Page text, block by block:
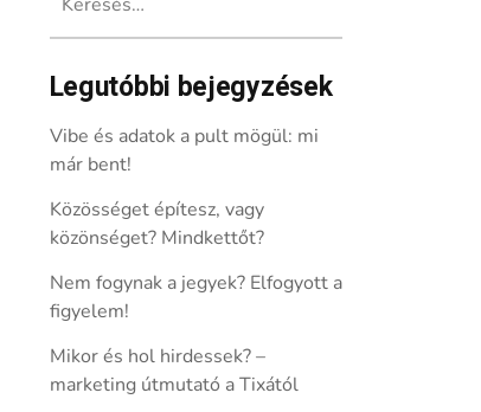
Legutóbbi bejegyzések
Vibe és adatok a pult mögül: mi
már bent!
Közösséget építesz, vagy
közönséget? Mindkettőt?
Nem fogynak a jegyek? Elfogyott a
figyelem!
Mikor és hol hirdessek? –
marketing útmutató a Tixától